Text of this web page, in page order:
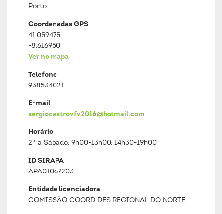
Porto
Coordenadas GPS
41.059475
-8.616950
Ver no mapa
Telefone
938534021
E-mail
sergiocastrovfv2016@hotmail.com
Horário
2ª a Sábado: 9h00-13h00; 14h30-19h00
ID SIRAPA
APA01067203
Entidade licenciadora
COMISSÃO COORD DES REGIONAL DO NORTE